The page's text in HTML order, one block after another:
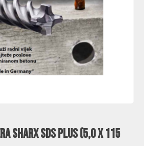
SHARX SDS Plus (5,0 x 115